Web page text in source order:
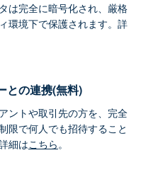
は完全に暗号化され、厳格
環境下で保護されます。詳
との連携(無料)
ントや取引先の方を、完全
限で何人でも招待すること
細はこちら。